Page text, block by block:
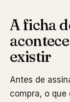
A ficha
existir
Antes de
compra, o